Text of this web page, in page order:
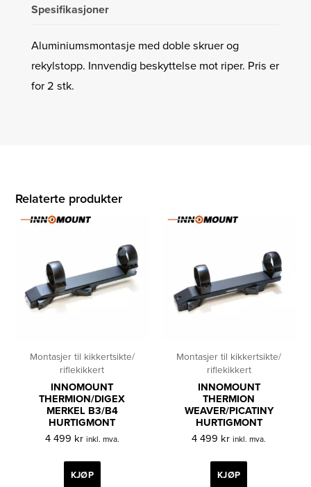
Spesifikasjoner
Aluminiumsmontasje med doble skruer og
rekylstopp. Innvendig beskyttelse mot riper. Pris er
for 2 stk.
Relaterte produkter
Montasjer til kikkertsikte/
riflekikkert
INNOMOUNT
THERMION/DIGEX
MERKEL B3/B4
HURTIGMONT
4 499 kr inkl. mva.
KJØP
Montasjer til kikkertsikte/
riflekikkert
INNOMOUNT
THERMION
WEAVER/PICATINY
HURTIGMONT
4 499 kr inkl. mva.
KJØP